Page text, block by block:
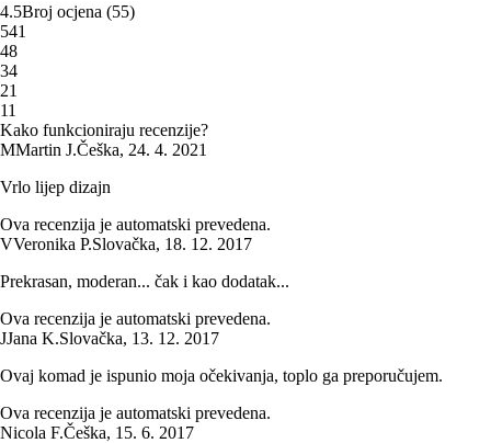
4.5Broj ocjena (55)
541
48
34
21
11
Kako funkcioniraju recenzije?
MMartin J.Češka, 24. 4. 2021
Vrlo lijep dizajn
Ova recenzija je automatski prevedena.
VVeronika P.Slovačka, 18. 12. 2017
Prekrasan, moderan... čak i kao dodatak...
Ova recenzija je automatski prevedena.
JJana K.Slovačka, 13. 12. 2017
Ovaj komad je ispunio moja očekivanja, toplo ga preporučujem.
Ova recenzija je automatski prevedena.
Nicola F.Češka, 15. 6. 2017